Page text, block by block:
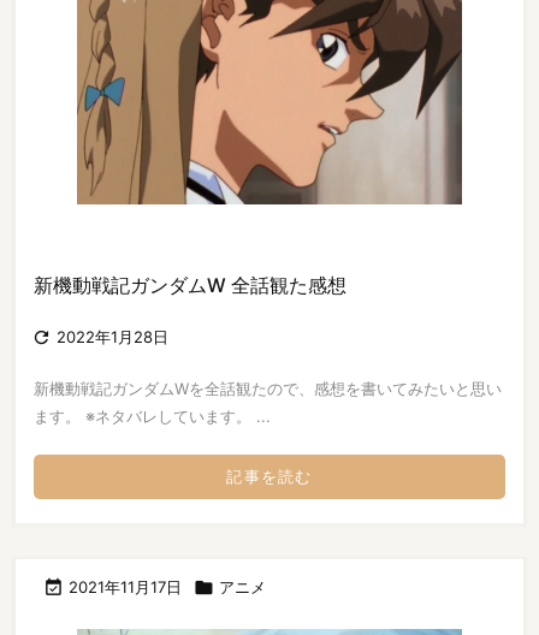
新機動戦記ガンダムW 全話観た感想
 2022年1月28日
新機動戦記ガンダムWを全話観たので、感想を書いてみたいと思い
ます。 ※ネタバレしています。 ...
記事を読む
 2021年11月17日  アニメ